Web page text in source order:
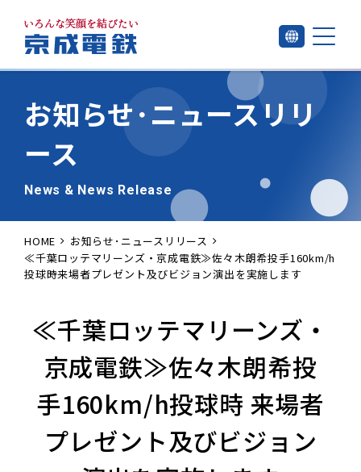
お知らせ･ニュースリリ
ース
News & News Release
HOME
お知らせ･ニュースリリース
≪千葉ロッテマリーンズ・京成電鉄≫佐々木朗希投手160km/h
投球時来場者プレゼント及びビジョン演出を実施します
≪千葉ロッテマリーンズ・
京成電鉄≫佐々木朗希投
手160km/h投球時 来場者
プレゼント及びビジョン